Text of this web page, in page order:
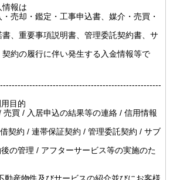
情報は
売却・鑑定・工事申込書、媒介・売買・
、重要事項説明書、管理委託契約書、サ
約の履行に伴い発生する入金情報等で
目的
買 / 入居申込の結果等の連絡 / 信用情報
契約 / 連帯保証契約 / 管理委託契約 / サブ
の管理 / アフターサービス等の実施のた
産物件及びサービスの紹介並びにお客様